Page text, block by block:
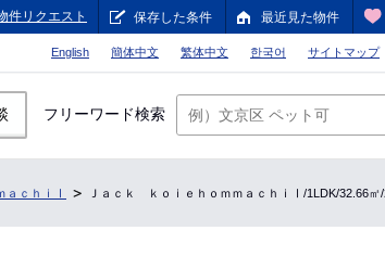
件リクエスト 保存した条件 最近見た物件
English 簡体中文 繁体中文 한국어 サイトマップ
フリーワード検索
ａｃｈｉⅠ Ｊａｃｋ ｋｏｉｅｈｏｍｍａｃｈｉⅠ/1LDK/32.66㎡